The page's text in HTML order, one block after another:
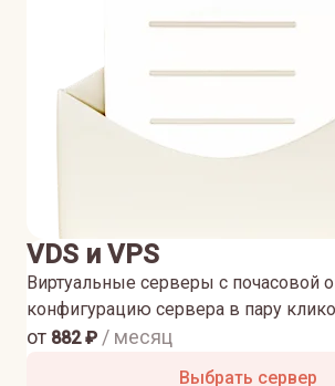
VDS и VPS
Виртуальные серверы с почасовой
конфигурацию сервера в пару
от 882₽ / месяц
Выбрать сервер